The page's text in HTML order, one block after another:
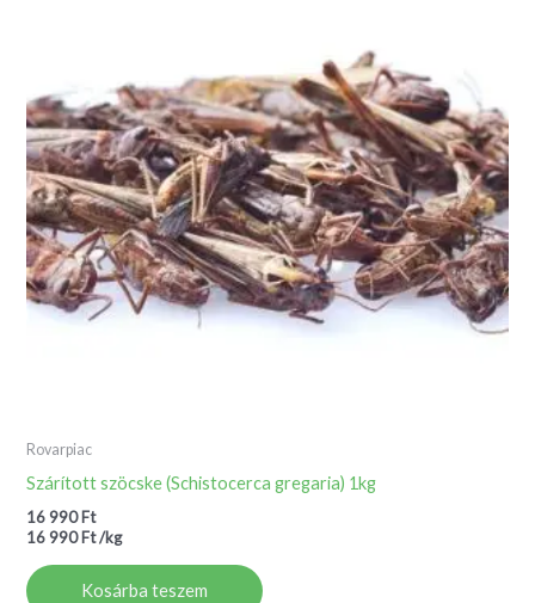
Rovarpiac
Szárított szöcske (Schistocerca gregaria) 1kg
16 990Ft
16 990Ft/kg
Kosárba teszem